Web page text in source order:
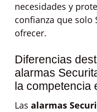
necesidades y
confianza que solo
ofrecer.
Diferencias
alarmas
la competencia
Las alarmas